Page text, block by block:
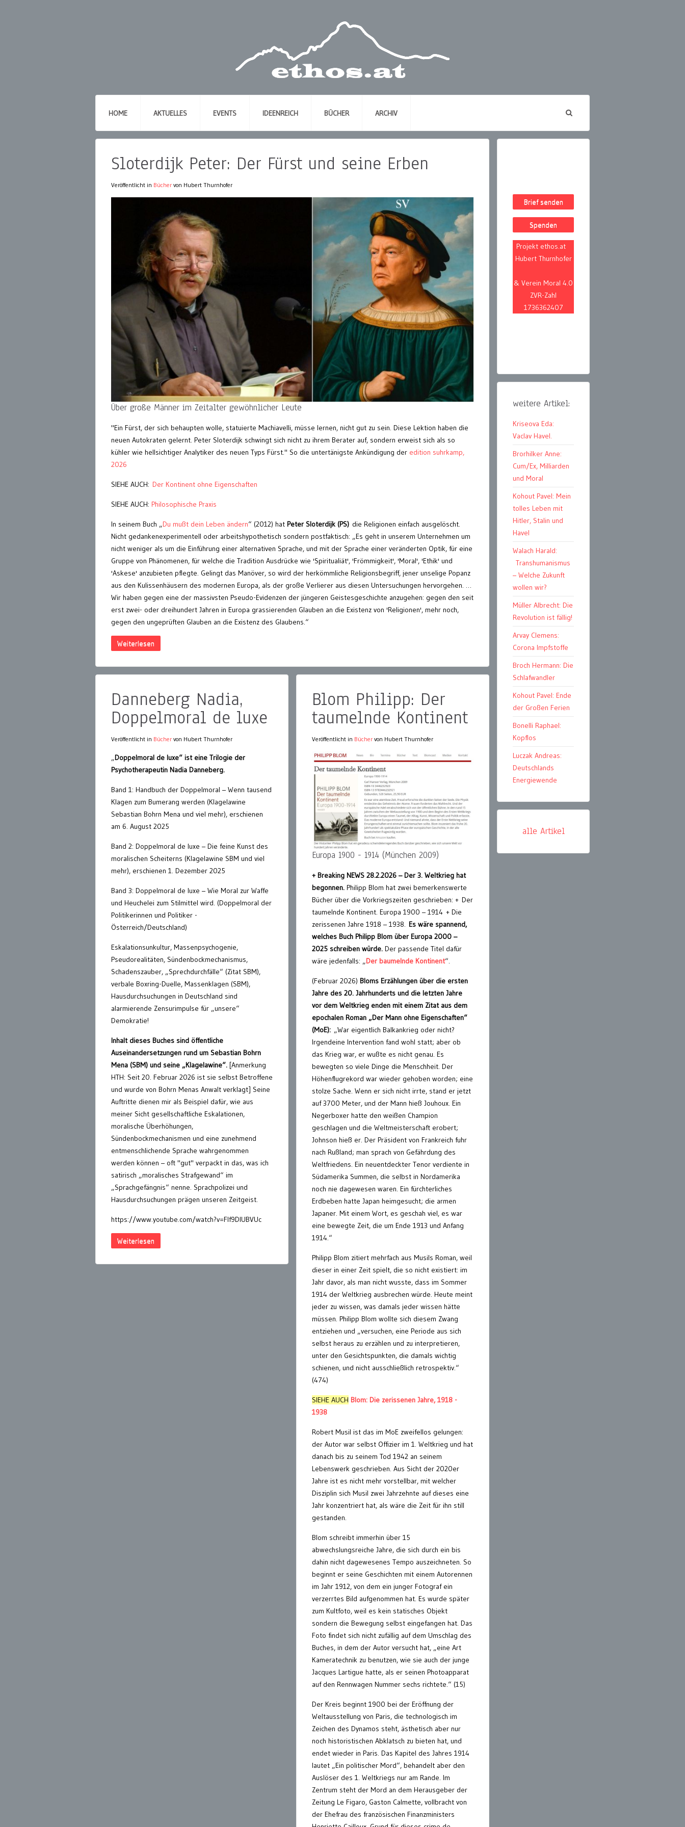
HOME AKTUELLES EVENTS IDEENREICH BÜCHER ARCHIV
Sloterdijk Peter: Der Fürst und seine Erben
Veröffentlicht in Bücher von Hubert Thurnhofer
Über große Männer im Zeitalter gewöhnlicher Leute
"Ein Fürst, der sich behaupten wolle, statuierte Machiavelli, müsse lernen, nicht gut zu sein. Diese Lektion haben die
neuen Autokraten gelernt. Peter Sloterdijk schwingt sich nicht zu ihrem Berater auf, sondern erweist sich als so
kühler wie hellsichtiger Analytiker des neuen Typs Fürst." So die untertänigste Ankündigung der edition suhrkamp,
2026
SIEHE AUCH: Der Kontinent ohne Eigenschaften
SIEHE AUCH: Philosophische Praxis
In seinem Buch „Du mußt dein Leben ändern“ (2012) hat Peter Sloterdijk (PS) die Religionen einfach ausgelöscht.
Nicht gedankenexperimentell oder arbeitshypothetisch sondern postfaktisch: „Es geht in unserem Unternehmen um
nicht weniger als um die Einführung einer alternativen Sprache, und mit der Sprache einer veränderten Optik, für eine
Gruppe von Phänomenen, für welche die Tradition Ausdrücke wie 'Spiritualiät', 'Frömmigkeit', 'Moral', 'Ethik' und
'Askese' anzubieten pflegte. Gelingt das Manöver, so wird der herkömmliche Religionsbegriff, jener unselige Popanz
aus den Kulissenhäusern des modernen Europa, als der große Verlierer aus diesen Untersuchungen hervorgehen. …
Wir haben gegen eine der massivsten Pseudo-Evidenzen der jüngeren Geistesgeschichte anzugehen: gegen den seit
erst zwei- oder dreihundert Jahren in Europa grassierenden Glauben an die Existenz von 'Religionen', mehr noch,
gegen den ungeprüften Glauben an die Existenz des Glaubens.“
Weiterlesen
Danneberg Nadia,
Doppelmoral de luxe
Veröffentlicht in Bücher von Hubert Thurnhofer
„Doppelmoral de luxe“ ist eine Trilogie der
Psychotherapeutin Nadia Danneberg.
Band 1: Handbuch der Doppelmoral – Wenn tausend
Klagen zum Bumerang werden (Klagelawine
Sebastian Bohrn Mena und viel mehr), erschienen
am 6. August 2025
Band 2: Doppelmoral de luxe – Die feine Kunst des
moralischen Scheiterns (Klagelawine SBM und viel
mehr), erschienen 1. Dezember 2025
Band 3: Doppelmoral de luxe – Wie Moral zur Waffe
und Heuchelei zum Stilmittel wird. (Doppelmoral der
Politikerinnen und Politiker -
Österreich/Deutschland)
Eskalationsunkultur, Massenpsychogenie,
Pseudorealitäten, Sündenbockmechanismus,
Schadenszauber, „Sprechdurchfälle“ (Zitat SBM),
verbale Boxring-Duelle, Massenklagen (SBM),
Hausdurchsuchungen in Deutschland sind
alarmierende Zensurimpulse für „unsere“
Demokratie!
Inhalt dieses Buches sind öffentliche
Auseinandersetzungen rund um Sebastian Bohrn
Mena (SBM) und seine „Klagelawine“. [Anmerkung
HTH: Seit 20. Februar 2026 ist sie selbst Betroffene
und wurde von Bohrn Menas Anwalt verklagt] Seine
Auftritte dienen mir als Beispiel dafür, wie aus
meiner Sicht gesellschaftliche Eskalationen,
moralische Überhöhungen,
Sündenbockmechanismen und eine zunehmend
entmenschlichende Sprache wahrgenommen
werden können – oft "gut" verpackt in das, was ich
satirisch „moralisches Strafgewand“ im
„Sprachgefängnis“ nenne. Sprachpolizei und
Hausdurchsuchungen prägen unseren Zeitgeist.
https://www.youtube.com/watch?v=Flf9DIUBVUc
Weiterlesen
Blom Philipp: Der
taumelnde Kontinent
Veröffentlicht in Bücher von Hubert Thurnhofer
Europa 1900 - 1914 (München 2009)
+ Breaking NEWS 28.2.2026 – Der 3. Weltkrieg hat
begonnen. Philipp Blom hat zwei bemerkenswerte
Bücher über die Vorkriegszeiten geschrieben: + Der
taumelnde Kontinent. Europa 1900 – 1914 + Die
zerissenen Jahre 1918 – 1938. Es wäre spannend,
welches Buch Philipp Blom über Europa 2000 –
2025 schreiben würde. Der passende Titel dafür
wäre jedenfalls: „Der baumelnde Kontinent“.
(Februar 2026) Bloms Erzählungen über die ersten
Jahre des 20. Jahrhunderts und die letzten Jahre
vor dem Weltkrieg enden mit einem Zitat aus dem
epochalen Roman „Der Mann ohne Eigenschaften“
(MoE): „War eigentlich Balkankrieg oder nicht?
Irgendeine Intervention fand wohl statt; aber ob
das Krieg war, er wußte es nicht genau. Es
bewegten so viele Dinge die Menschheit. Der
Höhenflugrekord war wieder gehoben worden; eine
stolze Sache. Wenn er sich nicht irrte, stand er jetzt
auf 3700 Meter, und der Mann hieß Jouhoux. Ein
Negerboxer hatte den weißen Champion
geschlagen und die Weltmeisterschaft erobert;
Johnson hieß er. Der Präsident von Frankreich fuhr
nach Rußland; man sprach von Gefährdung des
Weltfriedens. Ein neuentdeckter Tenor verdiente in
Südamerika Summen, die selbst in Nordamerika
noch nie dagewesen waren. Ein fürchterliches
Erdbeben hatte Japan heimgesucht; die armen
Japaner. Mit einem Wort, es geschah viel, es war
eine bewegte Zeit, die um Ende 1913 und Anfang
1914.“
Philipp Blom zitiert mehrfach aus Musils Roman, weil
dieser in einer Zeit spielt, die so nicht existiert: im
Jahr davor, als man nicht wusste, dass im Sommer
1914 der Weltkrieg ausbrechen würde. Heute meint
jeder zu wissen, was damals jeder wissen hätte
müssen. Philipp Blom wollte sich diesem Zwang
entziehen und „versuchen, eine Periode aus sich
selbst heraus zu erzählen und zu interpretieren,
unter den Gesichtspunkten, die damals wichtig
schienen, und nicht ausschließlich retrospektiv.“
(474)
SIEHE AUCH Blom: Die zerissenen Jahre, 1918 -
1938
Robert Musil ist das im MoE zweifellos gelungen:
der Autor war selbst Offizier im 1. Weltkrieg und hat
danach bis zu seinem Tod 1942 an seinem
Lebenswerk geschrieben. Aus Sicht der 2020er
Jahre ist es nicht mehr vorstellbar, mit welcher
Disziplin sich Musil zwei Jahrzehnte auf dieses eine
Jahr konzentriert hat, als wäre die Zeit für ihn still
gestanden.
Blom schreibt immerhin über 15
abwechslungsreiche Jahre, die sich durch ein bis
dahin nicht dagewesenes Tempo auszeichneten. So
beginnt er seine Geschichten mit einem Autorennen
im Jahr 1912, von dem ein junger Fotograf ein
verzerrtes Bild aufgenommen hat. Es wurde später
zum Kultfoto, weil es kein statisches Objekt
sondern die Bewegung selbst eingefangen hat. Das
Foto findet sich nicht zufällig auf dem Umschlag des
Buches, in dem der Autor versucht hat, „eine Art
Kameratechnik zu benutzen, wie sie auch der junge
Jacques Lartigue hatte, als er seinen Photoapparat
auf den Rennwagen Nummer sechs richtete.“ (15)
Der Kreis beginnt 1900 bei der Eröffnung der
Weltausstellung von Paris, die technologisch im
Zeichen des Dynamos steht, ästhetisch aber nur
noch historistischen Abklatsch zu bieten hat, und
endet wieder in Paris. Das Kapitel des Jahres 1914
lautet „Ein politischer Mord“, behandelt aber den
Auslöser des 1. Weltkriegs nur am Rande. Im
Zentrum steht der Mord an dem Herausgeber der
Zeitung Le Figaro, Gaston Calmette, vollbracht von
der Ehefrau des französischen Finanzministers
Brief senden
Spenden
Projekt ethos.at
Hubert Thurnhofer
& Verein Moral 4.0
ZVR-Zahl
1736362407
weitere Artikel:
Kriseova Eda:
Vaclav Havel.
Brorhilker Anne:
Cum/Ex, Milliarden
und Moral
Kohout Pavel: Mein
tolles Leben mit
Hitler, Stalin und
Havel
Walach Harald:
Transhumanismus
– Welche Zukunft
wollen wir?
Müller Albrecht: Die
Revolution ist fällig!
Arvay Clemens:
Corona Impfstoffe
Broch Hermann: Die
Schlafwandler
Kohout Pavel: Ende
der Großen Ferien
Bonelli Raphael:
Kopflos
Luczak Andreas:
Deutschlands
Energiewende
alle Artikel